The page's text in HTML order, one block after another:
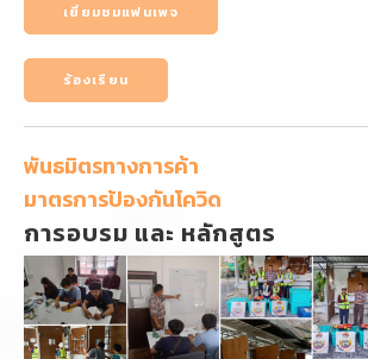
เยี่ยมชมแฟนเพจ
ร้องเรียน
พันธมิตรทางการค้า
มาตรการป้องกันโควิด
การอบรม และ หลักสูตร